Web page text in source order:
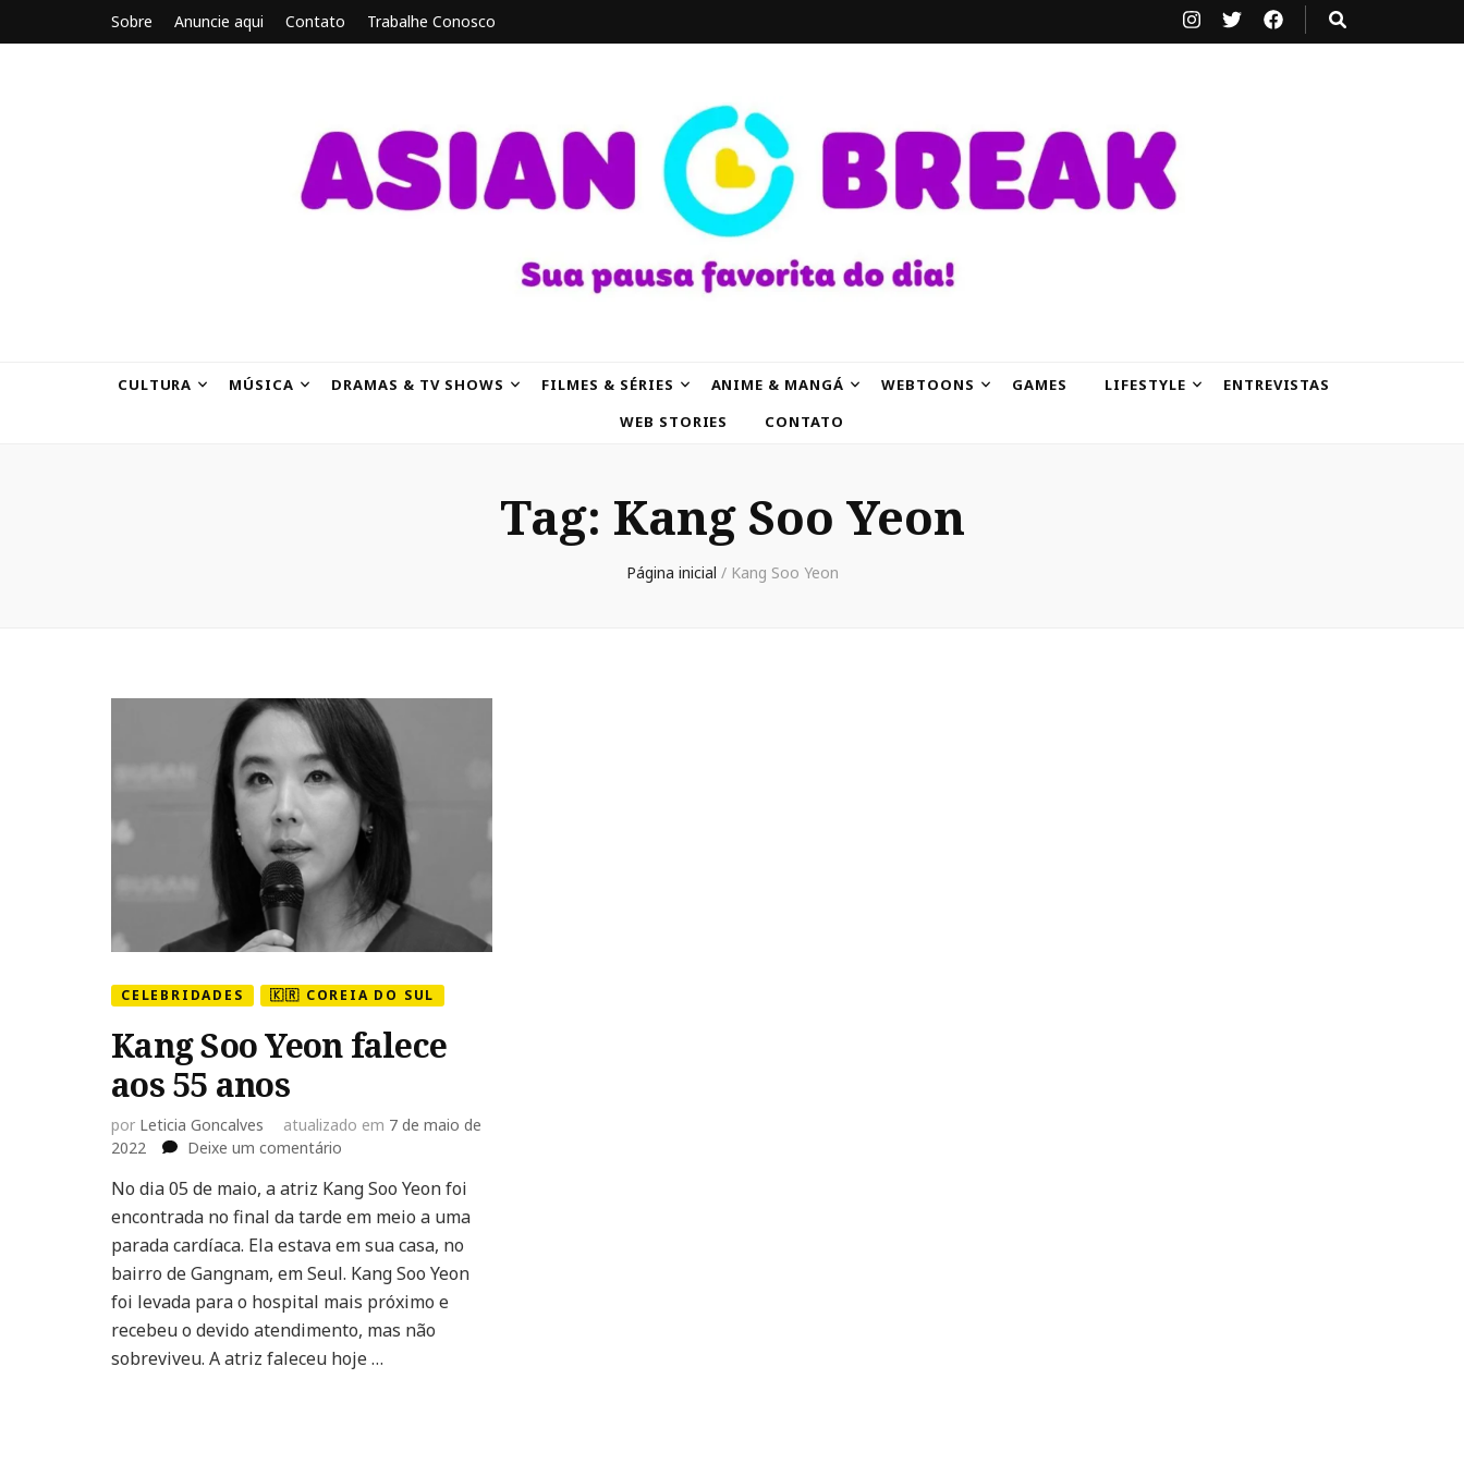
Sobre Anuncie aqui Contato Trabalhe Conosco
CULTURA MÚSICA DRAMAS & TV SHOWS FILMES & SÉRIES ANIME & MANGÁ WEBTOONS GAMES LIFESTYLE
ENTREVISTAS
WEB STORIES
CONTATO
Tag: Kang Soo Yeon
Página inicial / Kang Soo Yeon
CELEBRIDADES 🇰🇷 COREIA DO SUL
Kang Soo Yeon falece
aos 55 anos
por Leticia Goncalves atualizado em 7 de maio de
2022
Deixe um comentário
Soo
Yeon
falece
55
anos
No dia 05 de maio, a atriz Kang Soo Yeon foi
encontrada no final da tarde em meio a uma
parada cardíaca. Ela estava em sua casa, no
bairro de Gangnam, em Seul. Kang Soo Yeon
foi levada para o hospital mais próximo e
recebeu o devido atendimento, mas não
sobreviveu. A atriz faleceu hoje …